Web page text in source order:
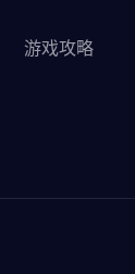
游戏攻略